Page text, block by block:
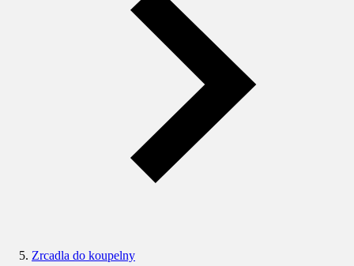
Zrcadla do koupelny